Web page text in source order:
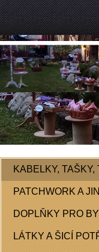
KABELKY, TAŠKY,
PATCHWORK A
DOPLŇKY PRO
LÁTKY A ŠICÍ